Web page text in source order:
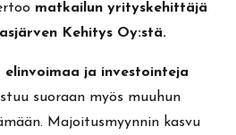
matkailun yrityskehittäjä
Kehitys Oy:stä.
ja investointeja
suoraan myös muuhun
Majoitusmyynnin kasvu